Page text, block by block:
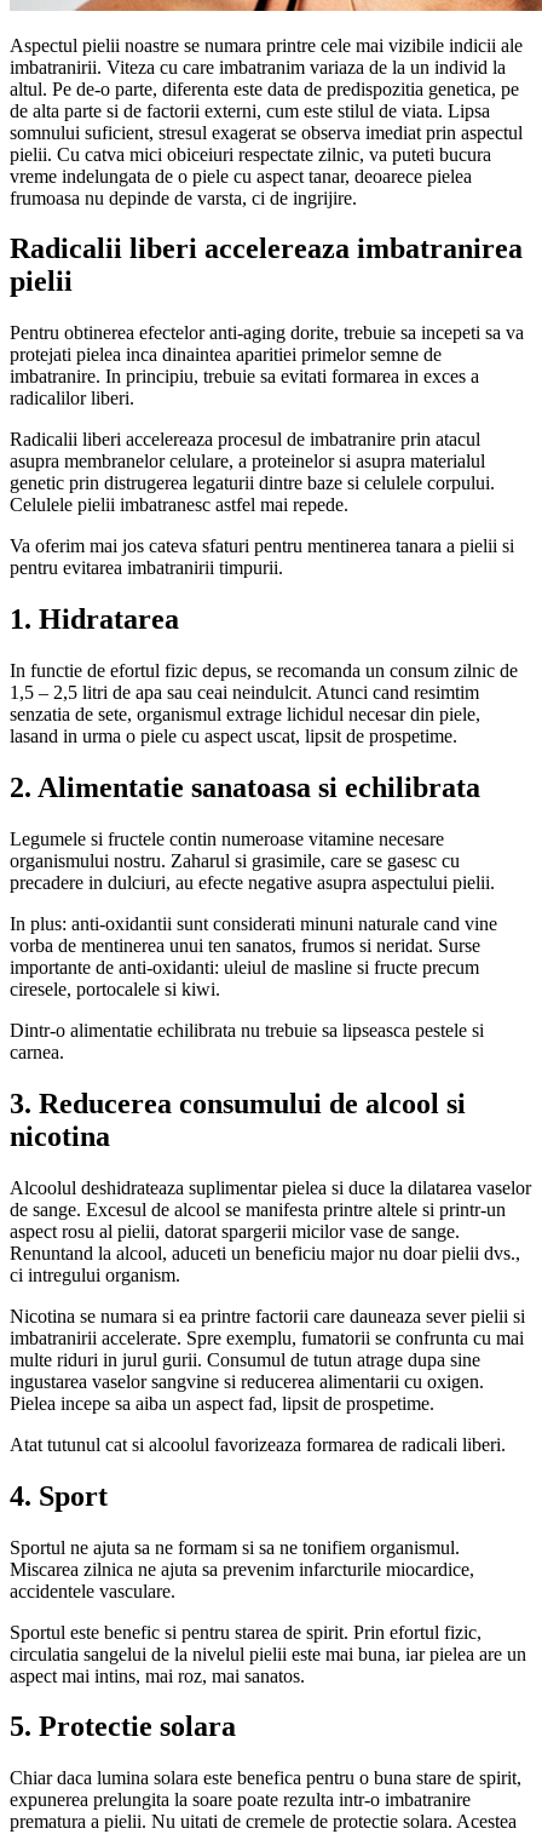
Aspectul pielii noastre se numara printre cele mai vizibile indicii ale
imbatranirii. Viteza cu care imbatranim variaza de la un individ la
altul. Pe de-o parte, diferenta este data de predispozitia genetica, pe
de alta parte si de factorii externi, cum este stilul de viata. Lipsa
somnului suficient, stresul exagerat se observa imediat prin aspectul
pielii. Cu catva mici obiceiuri respectate zilnic, va puteti bucura
vreme indelungata de o piele cu aspect tanar, deoarece pielea
frumoasa nu depinde de varsta, ci de ingrijire.
Radicalii liberi accelereaza imbatranirea
pielii
Pentru obtinerea efectelor anti-aging dorite, trebuie sa incepeti sa va
protejati pielea inca dinaintea aparitiei primelor semne de
imbatranire. In principiu, trebuie sa evitati formarea in exces a
radicalilor liberi.
Radicalii liberi accelereaza procesul de imbatranire prin atacul
asupra membranelor celulare, a proteinelor si asupra materialul
genetic prin distrugerea legaturii dintre baze si celulele corpului.
Celulele pielii imbatranesc astfel mai repede.
Va oferim mai jos cateva sfaturi pentru mentinerea tanara a pielii si
pentru evitarea imbatranirii timpurii.
1. Hidratarea
In functie de efortul fizic depus, se recomanda un consum zilnic de
1,5 – 2,5 litri de apa sau ceai neindulcit. Atunci cand resimtim
senzatia de sete, organismul extrage lichidul necesar din piele,
lasand in urma o piele cu aspect uscat, lipsit de prospetime.
2. Alimentatie sanatoasa si echilibrata
Legumele si fructele contin numeroase vitamine necesare
organismului nostru. Zaharul si grasimile, care se gasesc cu
precadere in dulciuri, au efecte negative asupra aspectului pielii.
In plus: anti-oxidantii sunt considerati minuni naturale cand vine
vorba de mentinerea unui ten sanatos, frumos si neridat. Surse
importante de anti-oxidanti: uleiul de masline si fructe precum
ciresele, portocalele si kiwi.
Dintr-o alimentatie echilibrata nu trebuie sa lipseasca pestele si
carnea.
3. Reducerea consumului de alcool si
nicotina
Alcoolul deshidrateaza suplimentar pielea si duce la dilatarea vaselor
de sange. Excesul de alcool se manifesta printre altele si printr-un
aspect rosu al pielii, datorat spargerii micilor vase de sange.
Renuntand la alcool, aduceti un beneficiu major nu doar pielii dvs.,
ci intregului organism.
Nicotina se numara si ea printre factorii care dauneaza sever pielii si
imbatranirii accelerate. Spre exemplu, fumatorii se confrunta cu mai
multe riduri in jurul gurii. Consumul de tutun atrage dupa sine
ingustarea vaselor sangvine si reducerea alimentarii cu oxigen.
Pielea incepe sa aiba un aspect fad, lipsit de prospetime.
Atat tutunul cat si alcoolul favorizeaza formarea de radicali liberi.
4. Sport
Sportul ne ajuta sa ne formam si sa ne tonifiem organismul.
Miscarea zilnica ne ajuta sa prevenim infarcturile miocardice,
accidentele vasculare.
Sportul este benefic si pentru starea de spirit. Prin efortul fizic,
circulatia sangelui de la nivelul pielii este mai buna, iar pielea are un
aspect mai intins, mai roz, mai sanatos.
5. Protectie solara
Chiar daca lumina solara este benefica pentru o buna stare de spirit,
expunerea prelungita la soare poate rezulta intr-o imbatranire
prematura a pielii. Nu uitati de cremele de protectie solara. Acestea